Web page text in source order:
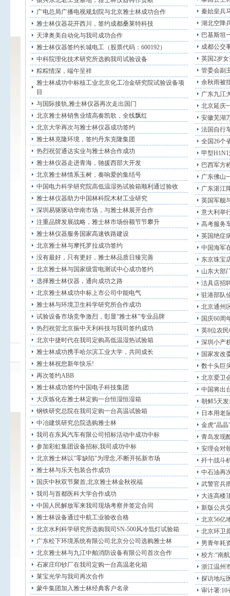
广电总局广播电视规划院与北京雅士林成功合作
雅士林仪器花开西川，签约成都桑莱特科技
天津奥美自动化与我司成功合作
雅士林仪器签约长城电工（股票代码：600192）
中科院理化技术研究所选购我司试验设备
粽粽情深，端午呈祥
雅士林成功中标核工业北京化工冶金研究院试验设备项
目
与国际接轨,雅士林仪器再次走出国门
北京雅士林销售业绩高奏凯歌，全线飘红
北京大学再次与雅士林仪器成功签约
雅士林克隆环境，签约丹东克隆集团
热烈祝贺通达实业与雅士林合作成功
雅士林仪器走进青海，驰援西部大开发
北京雅士林情系玉树，奏响爱的集结号
中国电力科学研究院高低温湿热试验箱顺利通过验收
雅士林仪器助力中国林科院木材工业研究
深圳易驱驱动华南市场，与雅士林展开合作
注重品牌发展战略，雅士林市场份额节节攀升
雅士林仪器服务国家高速铁路建设
北京雅士林与摩托罗拉成功签约
没有最好，只有更好，雅士林品质日臻完善
北京雅士林与国家级雷电测试中心成功签约
选择雅士林仪器，通向成功之路
北京雅士林成功中标上市公司中能电气
雅士林与环境卫生科学研究所合作成功
试验设备市场竞争激烈，彰显“雅士林”专业品牌
热烈祝贺北京振中天利科技与我司签约成功
北京中捷时代在我司定购高低温湿热试验箱
雅士林成功携手哈尔滨工业大学，共同成长
雅士林祝您新年快乐!
再次签约ABB
雅士林成功签约中国电子科技集团
大庆炼化在雅士林定购一台恒湿恒湿箱
钢铁研究总院在我司定购一台高温试验箱
中冶建筑研究总院选购雅士林
我司在东风汽车有限公司招标活动中成功中标
参加彩虹集团设备招标,我司成功中标
北京雅士林以"零缺陷"为理念,不断开拓新市场
雅士林与乐天包装合作成功
国庆中秋双节聚首,北京雅士林金秋祝福
我司与首都医科大学合作成功
中国人民解放军来我司现场考察并签定合同
雅士林设备通过中航工业验收合格
北京水利科学研究所选购我司SN-500风冷氙灯试验箱
广东松下环境系统有限公司北京分公司选购雅士林
北京雅士林与九江中舶消防设备有限公司首次合作
石家庄印钞厂在我司定购一台高温老化箱
莱宝光学与我司再次合作
蒙牛集团加入雅士林经典客户名录
秦始皇兵
湖北空降
巴基斯坦
成都公交
英国2岁
管委会副
余秋雨被
广东九江
北京延庆
安徽芜湖
法国自行
全国26个
甲型
巴西军方
广东佛山
广东湛江
英国军舰
意大利举
高考服务
英国绝症
中国海军
东京珠宝
山东大部
洁具店招
驻港部队
北京通州
国庆60周
英8位农
深圳小产
国家发改
数十头巨
北京爱卫
中国将出
朝鲜5天
日本用老
金虎“晶
青岛发现
安理会对
歼十战斗
中石油再
武警官兵
大连高楼
新版公共
北京56亿
北京环卫
男青年耗
校方:“南
浙江温州
探访地坛
审计署:10